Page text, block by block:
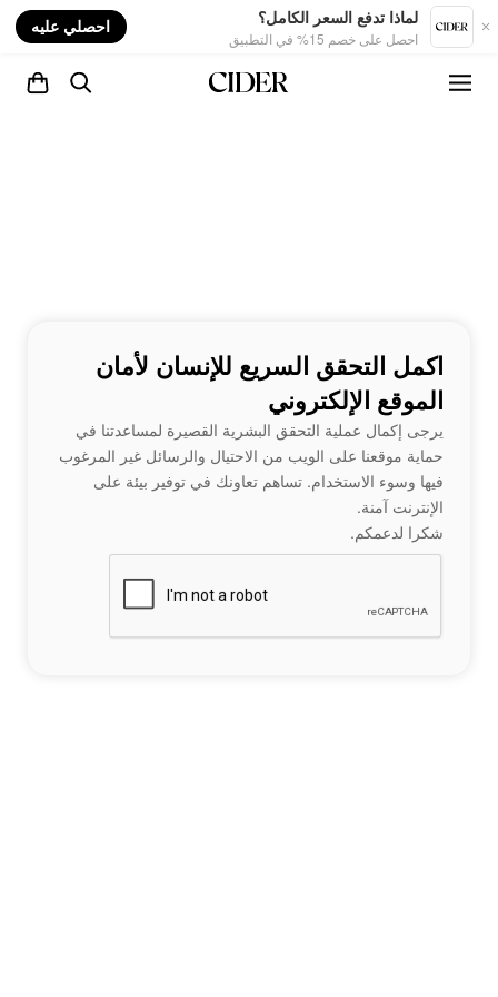
لماذا تدفع السعر الكامل؟
احصل على خصم 15% في التطبيق
احصلي عليه
اكمل التحقق السريع للإنسان لأمان
الموقع الإلكتروني
يرجى إكمال عملية التحقق البشرية القصيرة لمساعدتنا في
حماية موقعنا على الويب من الاحتيال والرسائل غير المرغوب
فيها وسوء الاستخدام. تساهم تعاونك في توفير بيئة على
الإنترنت آمنة.
شكرا لدعمكم.